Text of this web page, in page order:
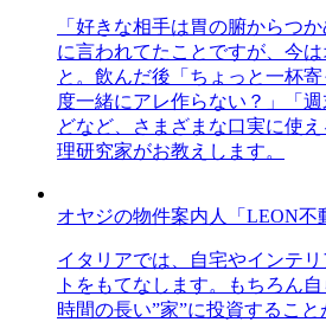
「好きな相手は胃の腑からつ
に言われてたことですが、今
と。飲んだ後「ちょっと一杯
度一緒にアレ作らない？」「
どなど、さまざまな口実に使
理研究家がお教えします。
オヤジの物件案内人「LEON不
イタリアでは、自宅やインテ
トをもてなします。もちろん
時間の長い”家”に投資するこ